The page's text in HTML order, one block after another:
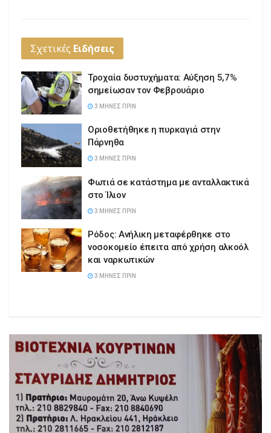
Σχετικές Ειδήσεις
Τροχαία δυστυχήματα: Αύξηση 5,7%
σημείωσαν τον Φεβρουάριο
3 ΜΉΝΕΣ ΠΡΙΝ
Οριοθετήθηκε η πυρκαγιά στην
Πάρνηθα
3 ΜΉΝΕΣ ΠΡΙΝ
Φωτιά σε κατάστημα με ανταλλακτικά
στο Ίλιον
3 ΜΉΝΕΣ ΠΡΙΝ
Ρόδος: Ανήλικη μεταφέρθηκε στο
νοσοκομείο έπειτα από χρήση αλκοόλ
και ναρκωτικών
3 ΜΉΝΕΣ ΠΡΙΝ